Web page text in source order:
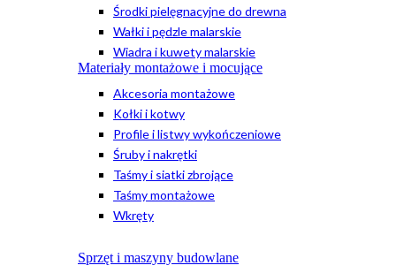
Środki pielęgnacyjne do drewna
Wałki i pędzle malarskie
Wiadra i kuwety malarskie
Materiały montażowe i mocujące
Akcesoria montażowe
Kołki i kotwy
Profile i listwy wykończeniowe
Śruby i nakrętki
Taśmy i siatki zbrojące
Taśmy montażowe
Wkręty
Sprzęt i maszyny budowlane